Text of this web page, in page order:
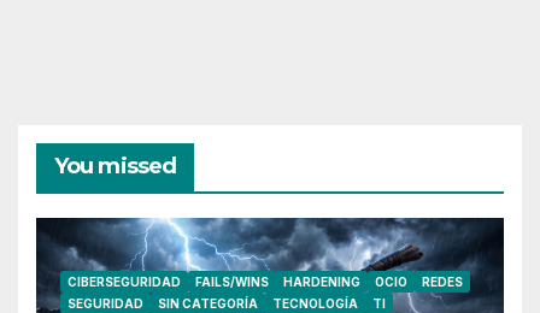
You missed
CIBERSEGURIDAD FAILS/WINS HARDENING OCIO
REDES
SEGURIDAD
SIN CATEGORÍA TECNOLOGÍA TI